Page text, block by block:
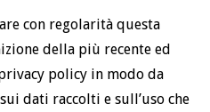
con regolarità questa
della più recente ed
policy in modo da
dati raccolti e sull’uso che